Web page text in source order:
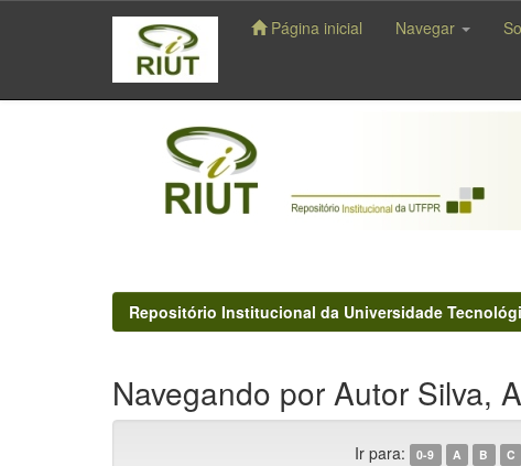
navigation
Página inicial Navegar
Repositório Institucional da Universidade
Navegando por Autor Silva,
Ir para: 0-9 A B C